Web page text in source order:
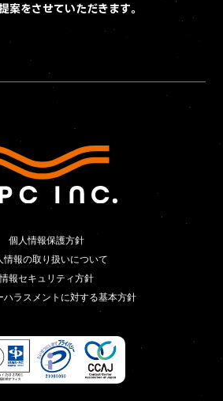
案をさせていただきます。
個人情報保護方針
個人情報保護方針
報の取り扱いについて
情報の取り扱いについて
情報セキュリティ方針
情報セキュリティ方針
ラスメントに対する基本方針
ハラスメントに対する基本方針